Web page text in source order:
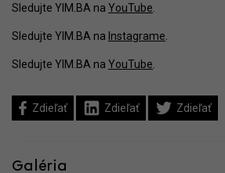
Sledujte YIM.BA na YouTube.
Sledujte YIM.BA na Instagrame.
Sledujte YIM.BA na YouTube.
Zdieľať Zdieľať Zdieľať
Galéria